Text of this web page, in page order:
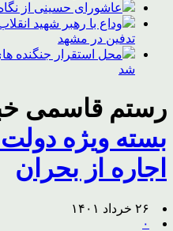
عاشورای حسینی از
تدفین در مشهد
شد
رستم قاسمی
بسته ویژه دولت
اجاره از بحران‌
۲۶ خرداد ۱۴۰۱
۰